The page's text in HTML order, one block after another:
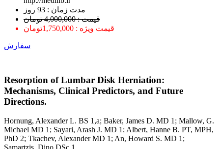
ﻣﺪﺕ ﺯﻣﺎﻥ : 93 ﺭﻭﺯ
قیمت : 4,000,000 تومان
قیمت ویژه : 1,750,000تومان
سفارش
Resorption of Lumbar Disk Herniation:
Mechanisms, Clinical Predictors, and Future
Directions.
Hornung, Alexander L. BS 1,a; Baker, James D. MD 1; Mallow, G.
Michael MD 1; Sayari, Arash J. MD 1; Albert, Hanne B. PT, MPH,
PhD 2; Tkachev, Alexander MD 1; An, Howard S. MD 1;
Samartzis, Dino DSc 1